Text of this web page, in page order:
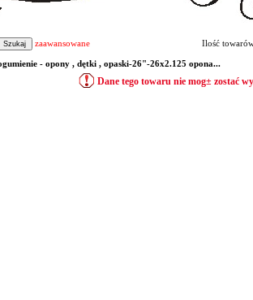
zaawansowane Ilość
- opony , dętki , opaski-26"-26x2.125 opona...
Dane tego towaru nie mog± zostać